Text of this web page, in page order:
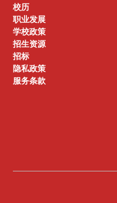
校历
职业发展
学校政策
招生资源
招标
隐私政策
服务条款